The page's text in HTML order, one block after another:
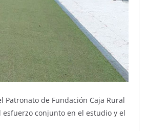
Patronato de Fundación Caja Rural
esfuerzo conjunto en el estudio y el